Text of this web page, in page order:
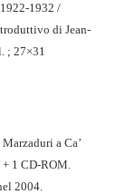
1932 /
di Jean-
; 27×31
a Ca’
1 CD-ROM.
2004.